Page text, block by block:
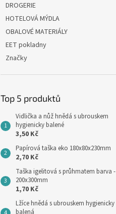
DROGERIE
HOTELOVÁ MÝDLA
OBALOVÉ MATERIÁLY
EET pokladny
Značky
Top 5 produktů
Vidlička a nůž hnědá s ubrouskem
hygienicky balené
3,50 Kč
Papírová taška eko 180x80x230mm
2,70 Kč
Taška igelitová s průhmatem barva -
200x300mm
1,70 Kč
Lžíce hnědá s ubrouskem hygienicky
balená